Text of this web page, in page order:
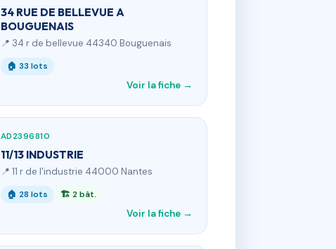
34 RUE DE BELLEVUE A
BOUGUENAIS
📍 34 r de bellevue 44340 Bouguenais
🏠 33 lots
Voir la fiche →
AD2396810
11/13 INDUSTRIE
📍 11 r de l'industrie 44000 Nantes
🏠 28 lots 🏗 2 bât.
Voir la fiche →